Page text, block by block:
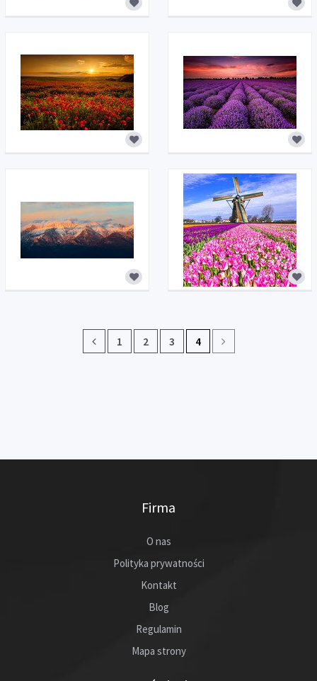
1 2 3 4
Firma
O nas
Polityka prywatności
Kontakt
Blog
Regulamin
Mapa strony